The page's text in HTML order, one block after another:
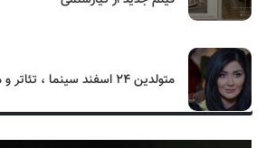
متولدین ۲۴ اسفند سینما ، تئاتر و موسیقی؛ مریم معصومی